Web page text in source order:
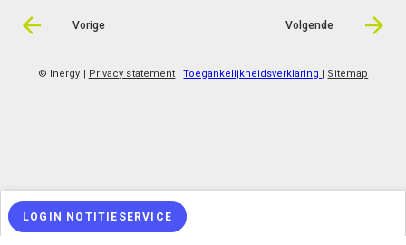
Vorige Volgende
© Inergy | Privacy statement |Toegankelijkheidsverklaring | Sitemap
LOGIN NOTITIESERVICE